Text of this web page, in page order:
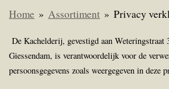
Home » Assortiment » Privacy
De Kachelderij, gevestigd aan
Giessendam, is verantwoordelijk voor de
persoonsgegevens zoals weergegeven in deze